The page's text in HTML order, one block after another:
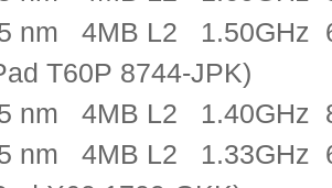
nm 4MB L2
T60P 8744-JPK)
nm 4MB L2
nm 4MB L2 1.33GHz